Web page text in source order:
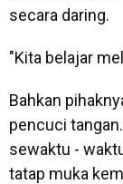
secara daring.
"Kita belajar
Bahkan
pencuci
sewaktu -
tatap muka